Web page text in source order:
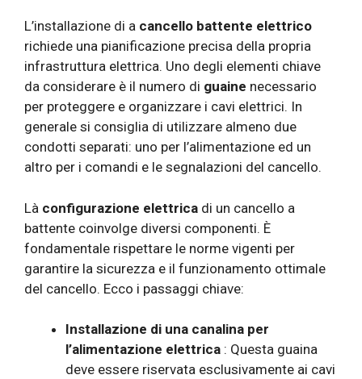
L’installazione di a cancello battente elettrico
richiede una pianificazione precisa della propria
infrastruttura elettrica. Uno degli elementi chiave
da considerare è il numero di guaine necessario
per proteggere e organizzare i cavi elettrici. In
generale si consiglia di utilizzare almeno due
condotti separati: uno per l’alimentazione ed un
altro per i comandi e le segnalazioni del cancello.
Là configurazione elettrica di un cancello a
battente coinvolge diversi componenti. È
fondamentale rispettare le norme vigenti per
garantire la sicurezza e il funzionamento ottimale
del cancello. Ecco i passaggi chiave:
Installazione di una canalina per
l’alimentazione elettrica : Questa guaina
deve essere riservata esclusivamente ai cavi